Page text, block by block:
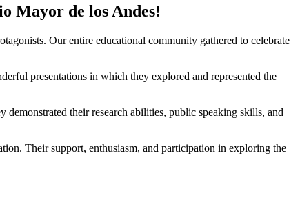
Mayor de los Andes!
Our entire educational community gathered to celebrate
presentations in which they explored and represented the
demonstrated their research abilities, public speaking skills, and
Their support, enthusiasm, and participation in exploring the